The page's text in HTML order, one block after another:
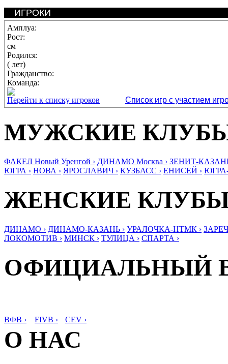
ИГРОКИ
Амплуа:
Рост:
см
Родился:
( лет)
Гражданство:
Команда:
Перейти к списку игроков
Список игр с участием
МУЖСКИЕ
ФАКЕЛ Новый Уренгой › ДИНАМО Москва › ЗЕНИТ-
ЮГРА › НОВА › ЯРОСЛАВИЧ › КУЗБАСС › ЕНИСЕЙ ›
ЖЕНСКИЕ
ДИНАМО › ДИНАМО-КАЗАНЬ › УРАЛОЧКА-НТМК ›
ЛОКОМОТИВ › МИНСК › ТУЛИЦА › СПАРТА ›
ОФИЦИАЛЬНЫЙ
ВФВ › FIVB › CEV ›
О НАС